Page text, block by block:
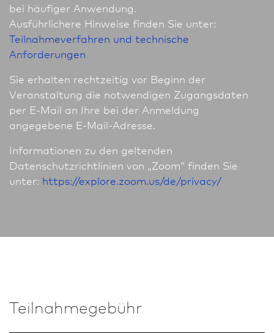
bei häufiger Anwendung.
Ausführlichere Hinweise finden Sie unter:
Teilnahmeverfahren und technische
Anforderungen
Sie erhalten rechtzeitig vor Beginn der
Veranstaltung die notwendigen Zugangsdaten
per E-Mail an Ihre bei der Anmeldung
angegebene E-Mail-Adresse.
In­for­ma­tio­nen zu den geltenden
Datenschutzrichtlinien von „Zoom“ finden Sie
unter: https://explore.zoom.us/de/privacy/
Teilnahmegebühr